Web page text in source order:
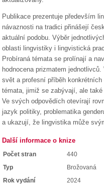
Publikace prezentuje především
návaznosti na tradici přinášejí
aktuální podobu. Výběr
oblasti lingvistiky i lingvistická
Probíraná témata se prolínají a
hodnocena prizmatem
svět a profesní příběh
témata, jimiž se zabývají, ale
Ve svých odpovědích otevírají
jazyk politiky, problematika
a ukazují, že lingvistika může
Další informace o knize
Počet stran
440
Typ
Brožovaná
Rok vydání
2024